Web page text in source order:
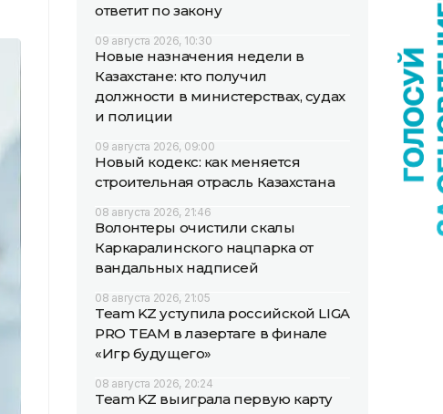
ответит по закону
09 августа 2026, 10:30
Новые назначения недели в
Казахстане: кто получил
должности в министерствах, судах
и полиции
09 августа 2026, 09:00
Новый кодекс: как меняется
строительная отрасль Казахстана
08 августа 2026, 21:46
Волонтеры очистили скалы
Каркаралинского нацпарка от
вандальных надписей
08 августа 2026, 21:05
Team KZ уступила российской LIGA
PRO TEAM в лазертаге в финале
«Игр будущего»
08 августа 2026, 20:24
Team KZ выиграла первую карту